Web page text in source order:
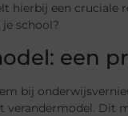
hierbij een cruciale
school?
een
bij
verandermodel. Dit